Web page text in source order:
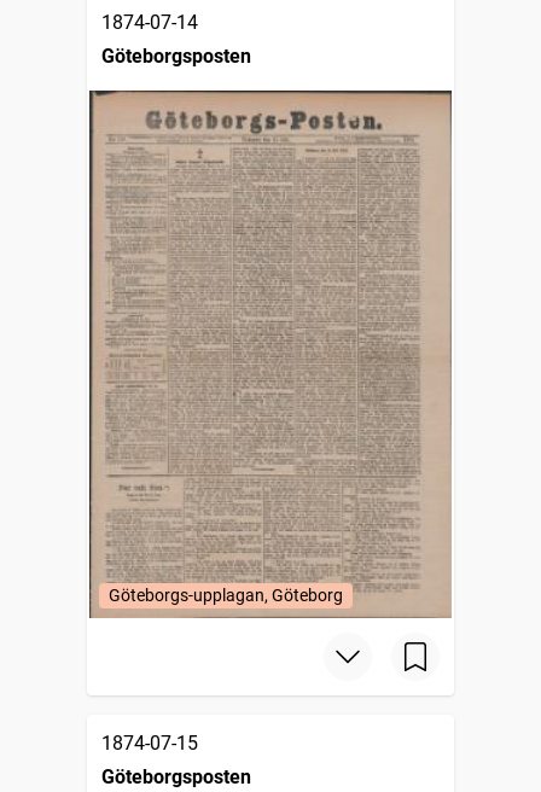
1874-07-14
Göteborgsposten
Göteborgs-upplagan, Göteborg
1874-07-15
Göteborgsposten